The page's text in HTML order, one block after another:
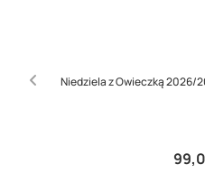
Niedziela z Owieczką 2026/